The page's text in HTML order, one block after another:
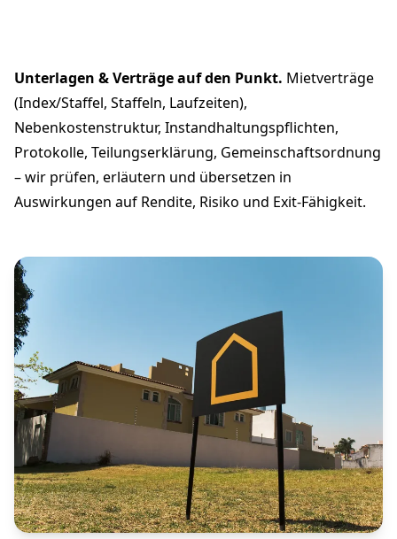
Unterlagen & Verträge auf den Punkt. Mietverträge
(Index/Staffel, Staffeln, Laufzeiten),
Nebenkostenstruktur, Instandhaltungspflichten,
Protokolle, Teilungserklärung, Gemeinschaftsordnung
– wir prüfen, erläutern und übersetzen in
Auswirkungen auf Rendite, Risiko und Exit-Fähigkeit.